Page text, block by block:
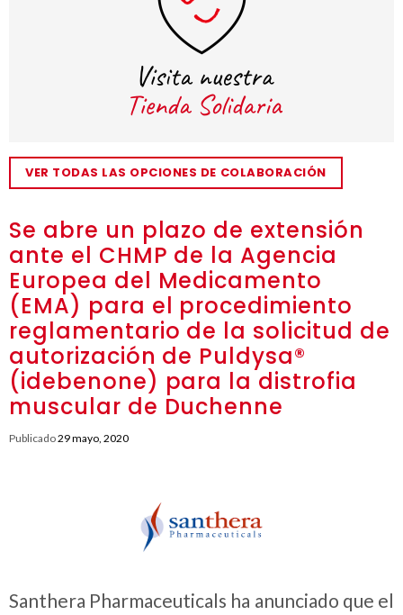
Se abre un plazo de extensión
ante el CHMP de la Agencia
Europea del Medicamento
(EMA) para el procedimiento
reglamentario de la solicitud de
autorización de Puldysa®
(idebenone) para la distrofia
muscular de Duchenne
Publicado29 mayo, 2020
Santhera Pharmaceuticals ha anunciado que el
VER TODAS LAS OPCIONES DE COLABORACIÓN